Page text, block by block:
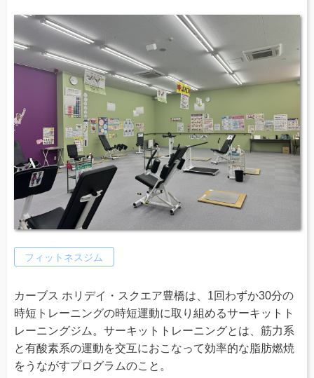
フィットネスジム
カーブス ホリデイ・スクエア豊橋は、1回わずか30分の
時短トレーニングの時短運動に取り組めるサーキットト
レーニングジム。サーキットトレーニングとは、筋力系
と有酸素系の運動を交互におこなって効率的な脂肪燃焼
をうながすプログラムのこと。